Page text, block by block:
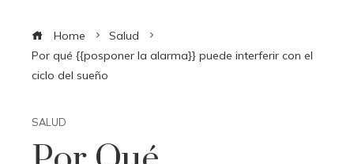
Home
Salud
Por qué {{posponer la alarma}} puede interferir con el
ciclo del sueño
SALUD